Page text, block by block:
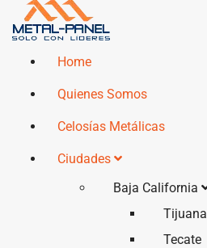
Home
Quienes Somos
Celosías Metálicas
Ciudades
Baja California
Tijuana
Tecate